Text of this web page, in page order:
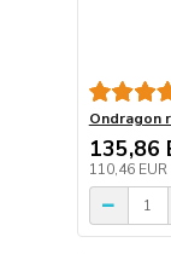
Ondragon
135,86
110,46 EUR